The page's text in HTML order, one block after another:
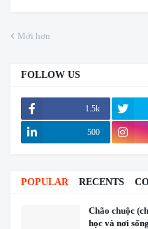
Mới hơn
FOLLOW US
1.5k
500
POPULAR RECENTS
Chão chuộc
học và nơi